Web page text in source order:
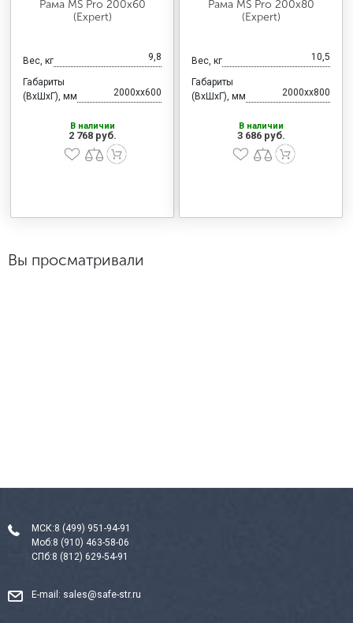
Рама MS Pro 200х60
(Expert)
Вес, кг 9,8
Габариты
(ВхШхГ), мм
2000xx600
В наличии
2 768 руб.
Рама MS Pro 200х80
(Expert)
Вес, кг 10,5
Габариты
(ВхШхГ), мм
2000xx800
В наличии
3 686 руб.
Вы просматривали
МСК:8 (499) 951-94-91
Моб:8 (910) 463-58-06
СПб:8 (812) 629-54-91
E-mail: sales@safe-str.ru